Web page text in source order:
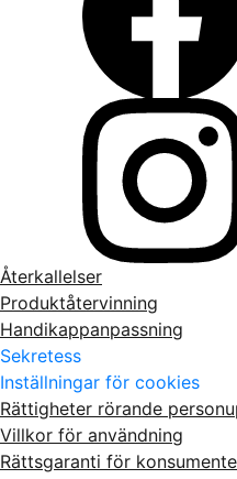
Återkallelser
Produktåtervinning
Handikappanpassning
Sekretess
Inställningar för cookies
Rättigheter rörande
Villkor för användning
Rättsgaranti för